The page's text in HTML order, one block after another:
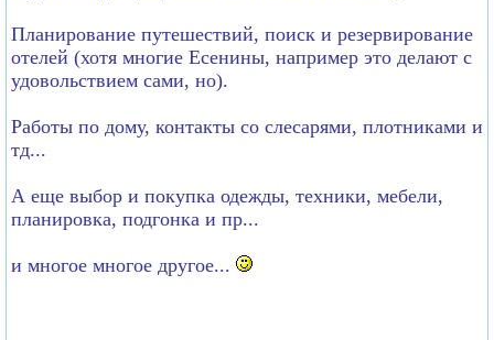
Планирование путешествий, поиск и резервирование
отелей (хотя многие Есенины, например это делают с
удовольствием сами, но).
Работы по дому, контакты со слесарями, плотниками и
тд...
А еще выбор и покупка одежды, техники, мебели,
планировка, подгонка и пр...
и многое многое другое...